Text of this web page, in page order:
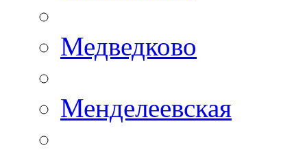
Медведково
Менделеевская